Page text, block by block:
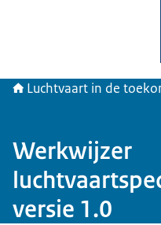
Luchtvaart in de
Werkwijzer
versie 1.0